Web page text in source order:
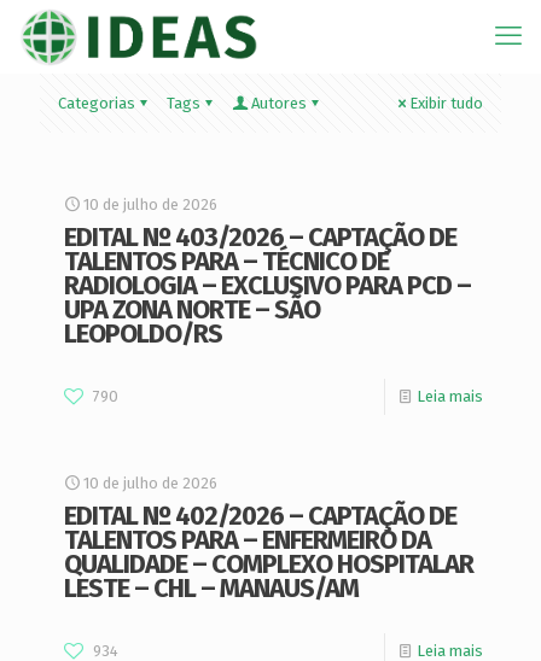
Categorias Tags Autores Exibir tudo
10 de julho de 2026
EDITAL Nº 403/2026 – CAPTAÇÃO DE
TALENTOS PARA – TÉCNICO DE
RADIOLOGIA – EXCLUSIVO PARA PCD –
UPA ZONA NORTE – SÃO
LEOPOLDO/RS
790 Leia mais
10 de julho de 2026
EDITAL Nº 402/2026 – CAPTAÇÃO DE
TALENTOS PARA – ENFERMEIRO DA
QUALIDADE – COMPLEXO HOSPITALAR
LESTE – CHL – MANAUS/AM
934 Leia mais